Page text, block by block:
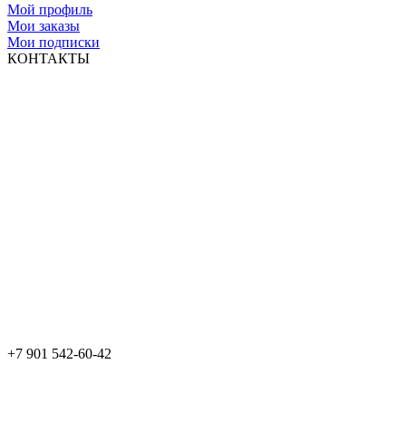
Мой профиль
Мои заказы
Мои подписки
КОНТАКТЫ
+7 901 542-60-42